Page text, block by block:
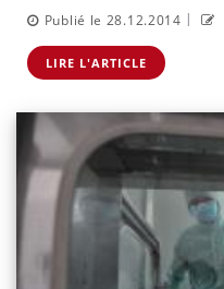
Publié le 28.12.2014 |
LIRE L'ARTICLE